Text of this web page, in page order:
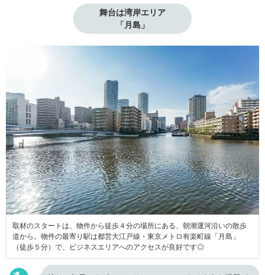
舞台は湾岸エリア
「月島」
取材のスタートは、物件から徒歩４分の場所にある、朝潮運河沿いの散歩
道から。物件の最寄り駅は都営大江戸線・東京メトロ有楽町線「月島」
（徒歩５分）で、ビジネスエリアへのアクセスが良好です◎